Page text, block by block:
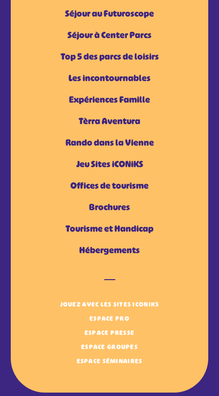
Séjour au Futuroscope
Séjour à Center Parcs
Top 5 des parcs de loisirs
Les incontournables
Expériences Famille
Tèrra Aventura
Rando dans la Vienne
Jeu Sites iCONiKS
Offices de tourisme
Brochures
Tourisme et Handicap
Hébergements
JOUEZ AVEC LES SITES ICONIKS
ESPACE PRO
ESPACE PRESSE
ESPACE GROUPES
ESPACE SÉMINAIRES